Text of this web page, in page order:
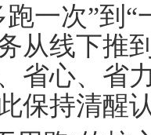
次”到“
从线下推
省心、省
保持清醒